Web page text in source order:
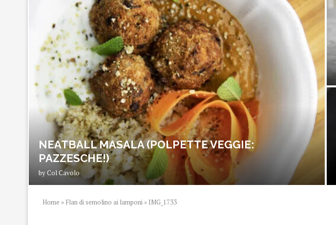
NEATBALL MASALA (POLPETTE VEGGIE:
PAZZESCHE!)
byCol Cavolo
Home » Flan di semolino ai lamponi » IMG_1733